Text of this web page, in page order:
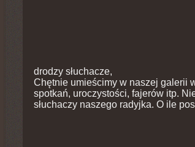
drodzy słuchacze,
Chętnie umieścimy w naszej galerii
spotkań, uroczystości, fajerów itp.
słuchaczy naszego radyjka. O ile